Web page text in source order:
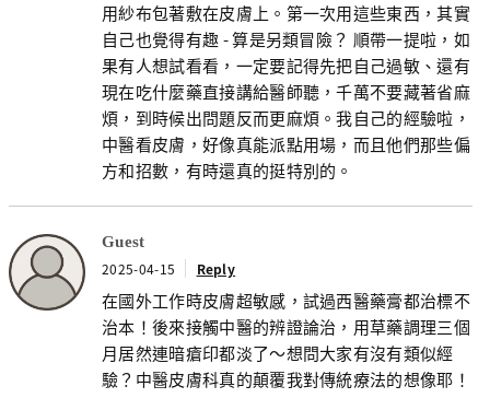
用紗布包著敷在皮膚上。第一次用這些東西，其實
自己也覺得有趣 - 算是另類冒險？ 順帶一提啦，如
果有人想試看看，一定要記得先把自己過敏、還有
現在吃什麼藥直接講給醫師聽，千萬不要藏著省麻
煩，到時候出問題反而更麻煩。我自己的經驗啦，
中醫看皮膚，好像真能派點用場，而且他們那些偏
方和招數，有時還真的挺特別的。
Guest
2025-04-15 Reply
在國外工作時皮膚超敏感，試過西醫藥膏都治標不
治本！後來接觸中醫的辨證論治，用草藥調理三個
月居然連暗瘡印都淡了～想問大家有沒有類似經
驗？中醫皮膚科真的顛覆我對傳統療法的想像耶！